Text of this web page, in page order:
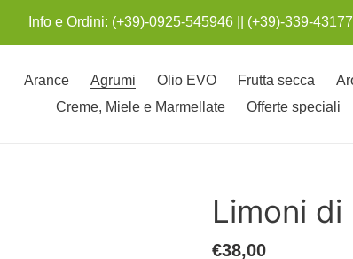
Info e Ordini: (+39)-0925-545946 || (+39)-339-
Arance Agrumi Olio EVO Frutta secca
Creme, Miele e Marmellate
Offerte speciali
Limoni di
Prezzo
€38,00